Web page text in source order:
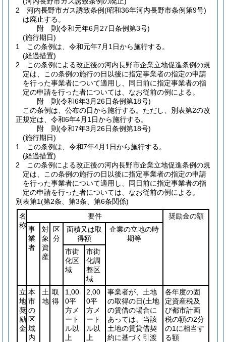
2
河内長野市ガス誘致条例(昭和36年河内長野市条例第9号)
は廃止する。
附 則(令和元年6月27日条例第3号)
(施行期日)
1
この条例は、令和元年7月1日から施行する。
(経過措置)
2
この条例による改正後の河内長野市企業立地促進条例の規
定は、この条例の施行の日以後に指定事業者の指定の申請
を行った事業者について適用し、同日前に指定事業者の指
定の申請を行った者については、なお従前の例による。
附 則(令和6年3月26日条例第18号)
この条例は、公布の日から施行する。 ただし、別表第2の改
正規定は、令和6年4月1日から施行する。
附 則(令和7年3月26日条例第18号)
(施行期日)
1
この条例は、令和7年4月1日から施行する。
(経過措置)
2
この条例による改正後の河内長野市企業立地促進条例の規
定は、この条例の施行の日以後に指定事業者の指定の申請
を行った事業者について適用し、同日前に指定事業者の指
定の申請を行った者については、なお従前の例による。
別表第1(第2条、第3条、第6条関係)
名
称
要件
奨励金の額
事
業
者
対
象
資
産
区
分
面積又は取
得額
企業の立地の時
期等
市街
化区
域
市街
化調
整区
域
立
地
奨
励
金
本
市
の
区
域
内
土
地
取
得
1,00
0平
方メ
ート
ル以
上
2,00
0平
方メ
ート
ル以
上
事業者が、土地
の取得の日(土地
の賃借の場合に
あっては、当該
土地の賃貸借契
約に基づく引渡
各年度の固
定資産税及
び都市計画
税の額の2分
の1に相当す
る額